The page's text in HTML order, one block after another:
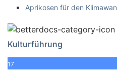
Aprikosen für den
Kulturführung
17